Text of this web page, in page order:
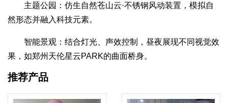
主题公园：仿生自然苍山云·不锈钢风动装置，模拟自
然形态并融入科技元素。
智能景观：结合灯光、声效控制，昼夜展现不同视觉效
果，如郑州天伦星云PARK的曲面桥身。
推荐产品